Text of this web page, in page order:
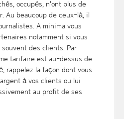
occupés, n'ont plus de
Au beaucoup de ceux-là, il
A minima vous
notamment si vous
des clients. Par
tarifaire est au-dessus de
rappelez la façon dont vous
à vos clients ou lui
au profit de ses